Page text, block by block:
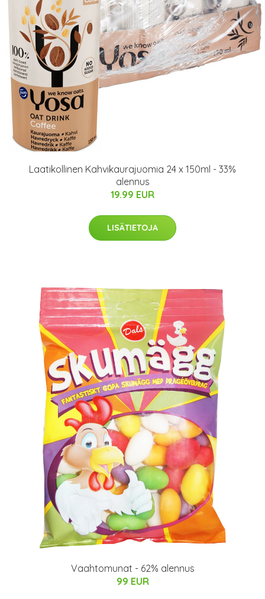
Laatikollinen Kahvikaurajuomia 24 x 150ml - 33%
alennus
19.99 EUR
LISÄTIETOJA
Vaahtomunat - 62% alennus
99 EUR